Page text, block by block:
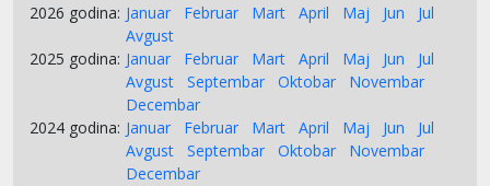
2026 godina: Januar Februar Mart April Maj Jun
Jul
Avgust
2025 godina: Januar Februar Mart April Maj Jun
Jul
Avgust
Septembar Oktobar
Novembar
Decembar
2024 godina: Januar Februar Mart April Maj Jun
Jul
Avgust
Septembar Oktobar
Novembar
Decembar